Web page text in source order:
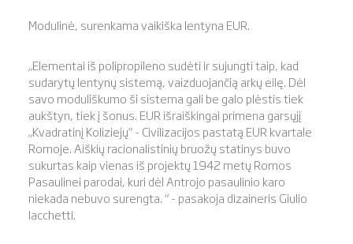
Modulinė, surenkama vaikiška lentyna EUR.
„Elementai iš polipropileno sudėti ir sujungti taip, kad
sudarytų lentynų sistemą, vaizduojančią arkų eilę. Dėl
savo moduliškumo ši sistema gali be galo plėstis tiek
aukštyn, tiek į šonus. EUR išraiškingai primena garsųjį
„Kvadratinį Koliziejų“ - Civilizacijos pastatą EUR kvartale
Romoje. Aiškių racionalistinių bruožų statinys buvo
sukurtas kaip vienas iš projektų 1942 metų Romos
Pasaulinei parodai, kuri dėl Antrojo pasaulinio karo
niekada nebuvo surengta. “ - pasakoja dizaineris Giulio
Iacchetti.